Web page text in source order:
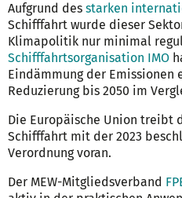
Aufgrund des starken
Schifffahrt wurde dieser
Klimapolitik nur minimal
Schifffahrtsorganisation IMO
Eindämmung der Emissionen
Reduzierung bis 2050 im
Die Europäische Union treibt
Schifffahrt mit der 2023
Verordnung voran.
Der MEW-Mitgliedsverband